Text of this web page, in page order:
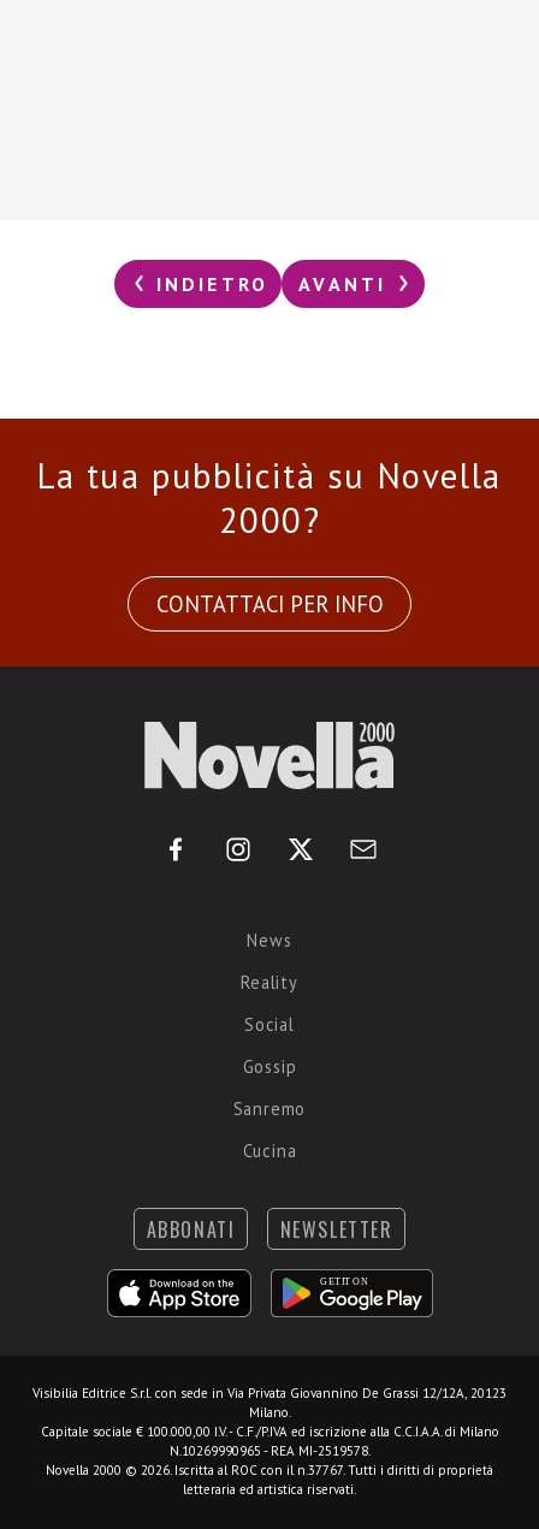
INDIETRO AVANTI
La tua pubblicità su Novella
2000?
CONTATTACI PER INFO
News
Reality
Social
Gossip
Sanremo
Cucina
ABBONATI NEWSLETTER
Visibilia Editrice S.r.l. con sede in Via Privata Giovannino De Grassi 12/12A, 20123
Milano.
Capitale sociale € 100.000,00 I.V. - C.F./P.IVA ed iscrizione alla C.C.I.A.A. di Milano
N.10269990965 - REA MI-2519578.
Novella 2000 © 2026. Iscritta al ROC con il n.37767. Tutti i diritti di proprietà
letteraria ed artistica riservati.